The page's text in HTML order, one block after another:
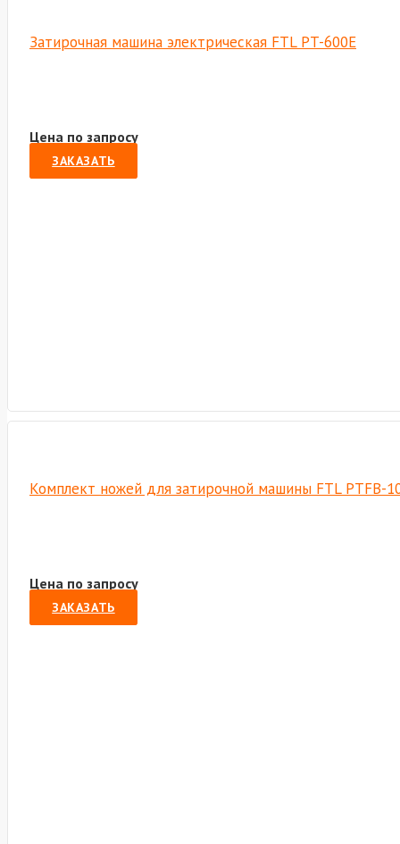
Затирочная машина электрическая FTL PT-600E
Цена по запросу
ЗАКАЗАТЬ
Комплект ножей для затирочной машины FTL PTFB-
Цена по запросу
ЗАКАЗАТЬ